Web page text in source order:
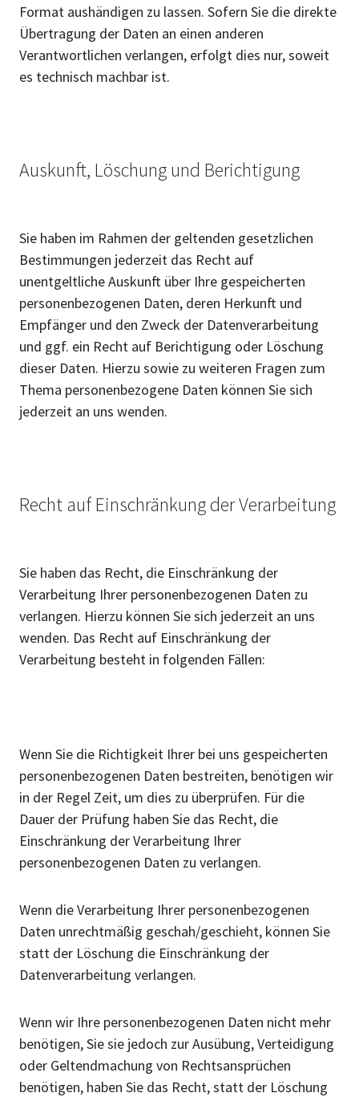
Format aushändigen zu lassen. Sofern Sie die direkte
Übertragung der Daten an einen anderen
Verantwortlichen verlangen, erfolgt dies nur, soweit
es technisch machbar ist.
Auskunft, Löschung und Berichtigung
Sie haben im Rahmen der geltenden gesetzlichen
Bestimmungen jederzeit das Recht auf
unentgeltliche Auskunft über Ihre gespeicherten
personenbezogenen Daten, deren Herkunft und
Empfänger und den Zweck der Datenverarbeitung
und ggf. ein Recht auf Berichtigung oder Löschung
dieser Daten. Hierzu sowie zu weiteren Fragen zum
Thema personenbezogene Daten können Sie sich
jederzeit an uns wenden.
Recht auf Einschränkung der Verarbeitung
Sie haben das Recht, die Einschränkung der
Verarbeitung Ihrer personenbezogenen Daten zu
verlangen. Hierzu können Sie sich jederzeit an uns
wenden. Das Recht auf Einschränkung der
Verarbeitung besteht in folgenden Fällen:
Wenn Sie die Richtigkeit Ihrer bei uns gespeicherten
personenbezogenen Daten bestreiten, benötigen wir
in der Regel Zeit, um dies zu überprüfen. Für die
Dauer der Prüfung haben Sie das Recht, die
Einschränkung der Verarbeitung Ihrer
personenbezogenen Daten zu verlangen.
Wenn die Verarbeitung Ihrer personenbezogenen
Daten unrechtmäßig geschah/geschieht, können Sie
statt der Löschung die Einschränkung der
Datenverarbeitung verlangen.
Wenn wir Ihre personenbezogenen Daten nicht mehr
benötigen, Sie sie jedoch zur Ausübung, Verteidigung
oder Geltendmachung von Rechtsansprüchen
benötigen, haben Sie das Recht, statt der Löschung